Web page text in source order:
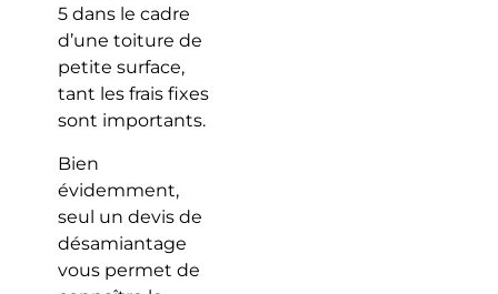
5 dans le cadre
d’une toiture de
petite surface,
tant les frais fixes
sont importants.
Bien
évidemment,
seul un devis de
désamiantage
vous permet de